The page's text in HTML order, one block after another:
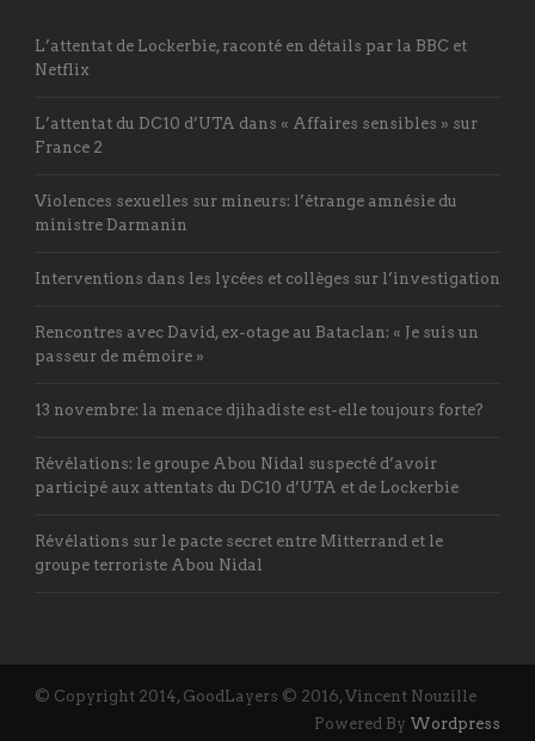
L’attentat de Lockerbie, raconté en détails par la BBC et
Netflix
L’attentat du DC10 d’UTA dans « Affaires sensibles » sur
France 2
Violences sexuelles sur mineurs: l’étrange amnésie du
ministre Darmanin
Interventions dans les lycées et collèges sur l’investigation
Rencontres avec David, ex-otage au Bataclan: « Je suis un
passeur de mémoire »
13 novembre: la menace djihadiste est-elle toujours forte?
Révélations: le groupe Abou Nidal suspecté d’avoir
participé aux attentats du DC10 d’UTA et de Lockerbie
Révélations sur le pacte secret entre Mitterrand et le
groupe terroriste Abou Nidal
© Copyright 2014, GoodLayers © 2016, Vincent Nouzille
Powered By Wordpress